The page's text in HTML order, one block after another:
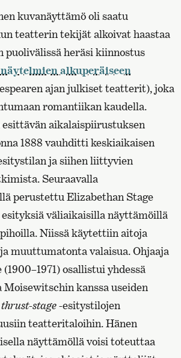
kuvanäyttämö oli saatu
teatterin tekijät alkoivat haastaa
puolivälissä heräsi kiinnostus
alkuperäiseen
ajan julkiset teatterit), joka
romantiikan kaudella.
aikalaispiirustuksen
1888 vauhditti keskiaikaisen
ja siihen liittyvien
Seuraavalla
perustettu Elizabethan Stage
väliaikaisilla näyttämöillä
Niissä käytettiin aitoja
muuttumatonta valaisua. Ohjaaja
osallistui yhdessä
Moisewitschin kanssa useiden
thrust-stage-esitystilojen
teatteritaloihin. Hänen
näyttämöllä voisi toteuttaa